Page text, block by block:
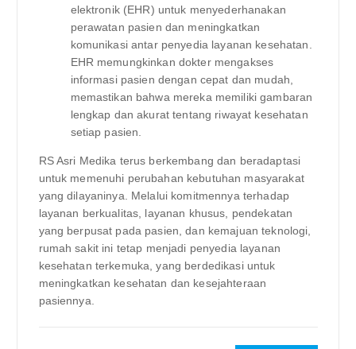
elektronik (EHR) untuk menyederhanakan
perawatan pasien dan meningkatkan
komunikasi antar penyedia layanan kesehatan.
EHR memungkinkan dokter mengakses
informasi pasien dengan cepat dan mudah,
memastikan bahwa mereka memiliki gambaran
lengkap dan akurat tentang riwayat kesehatan
setiap pasien.
RS Asri Medika terus berkembang dan beradaptasi
untuk memenuhi perubahan kebutuhan masyarakat
yang dilayaninya. Melalui komitmennya terhadap
layanan berkualitas, layanan khusus, pendekatan
yang berpusat pada pasien, dan kemajuan teknologi,
rumah sakit ini tetap menjadi penyedia layanan
kesehatan terkemuka, yang berdedikasi untuk
meningkatkan kesehatan dan kesejahteraan
pasiennya.